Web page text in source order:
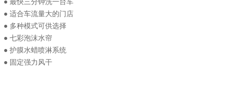
● 最快三分钟洗一台车
● 适合车流量大的门店
● 多种模式可供选择
● 七彩泡沫水帘
● 护膜水蜡喷淋系统
● 固定强力风干